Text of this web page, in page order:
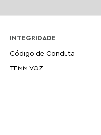
INTEGRIDADE
Código de Conduta
TEMM VOZ